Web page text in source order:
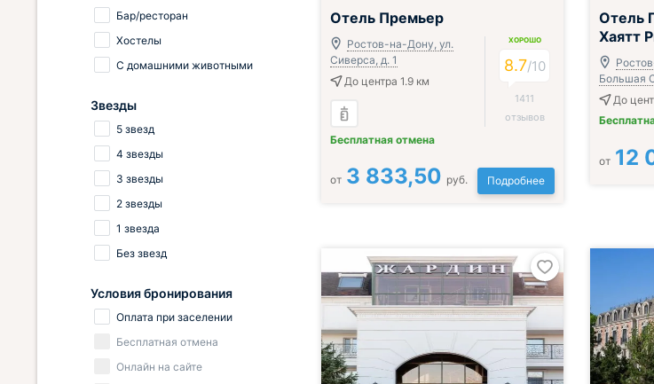
Отель Премьер
Ростов-на-Дону, ул.
Сиверса, д. 1
До центра 1.9 км
Бесплатная отмена
ХОРОШО
8.7/10
1411
отзывов
от 3 833,50 руб. Подробнее
Отель
Хаятт
Большая
До
от 12
Бар/ресторан
Хостелы
С домашними животными
Звезды
5 звезд
4 звезды
3 звезды
2 звезды
1 звезда
Без звезд
Условия бронирования
Оплата при заселении
Бесплатная отмена
Онлайн на сайте